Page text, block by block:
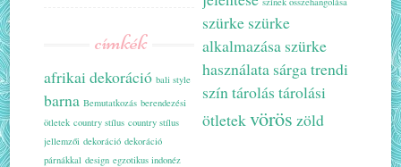
címkék
afrikai dekoráció bali style
barna Bemutatkozás berendezési
ötletek country stílus country stílus
jellemzői dekoráció dekoráció
párnákkal design egzotikus indonéz
szürke szürke
alkalmazása szürke
használata sárgatrendi
színtárolás tárolási
ötletekvörös zöld